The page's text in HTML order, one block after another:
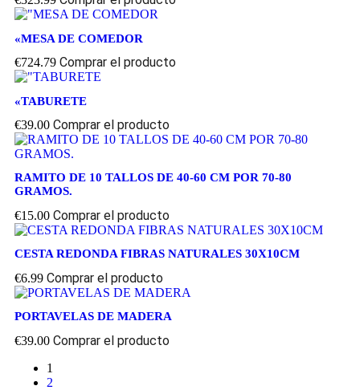
«MESA DE COMEDOR
€724.79 Comprar el producto
«TABURETE
€39.00 Comprar el producto
RAMITO DE 10 TALLOS DE 40-60 CM POR 70-80
GRAMOS.
€15.00 Comprar el producto
CESTA REDONDA FIBRAS NATURALES 30X10CM
€6.99 Comprar el producto
PORTAVELAS DE MADERA
€39.00 Comprar el producto
1
2